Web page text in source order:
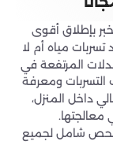
بإطلاق أقوى
مياه أم لا
المرتفعة في
التسربات ومعرفة
داخل المنزل،
معالجتها.
شامل لجميع